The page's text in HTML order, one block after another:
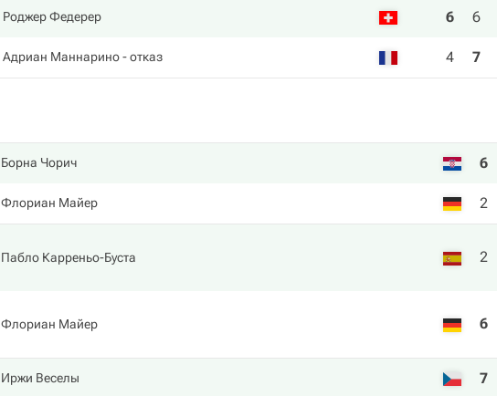
Роджер Федерер 6 6
Адриан Маннарино- отказ 4 7
Борна Чорич 6
Флориан Майер 2
Пабло Карреньо-Буста 2
Флориан Майер 6
Иржи Веселы 7